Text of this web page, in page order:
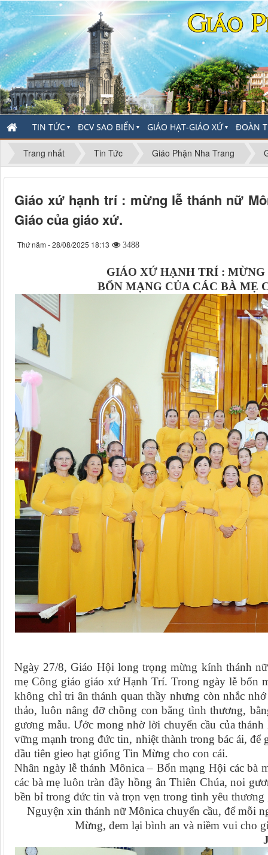
TIN TỨC ▼ ĐCV SAO BIỂN ▼ GIÁO HẠT-GIÁO XỨ▼ ĐOÀN
Trang nhất Tin Tức Giáo Phận Nha Trang
Giáo xứ hạnh trí : mừng lễ thánh nữ
Giáo của giáo xứ.
Thứ năm - 28/08/2025 18:13 3488
GIÁO XỨ HẠNH TRÍ :
BỔN MẠNG CỦA CÁC BÀ MẸ
Ngày 27/8, Giáo Hội long trọng mừng kính thánh
mẹ Công giáo giáo xứ Hạnh Trí. Trong ngày lễ bổn
không chỉ tri ân thánh quan thầy nhưng còn nhắc
thảo, luôn nâng đỡ chồng con bằng tình thương,
gương mẫu. Ước mong nhờ lời chuyển cầu của
vững mạnh trong đức tin, nhiệt thành trong bác ái,
đầu tiên gieo hạt giống Tin Mừng cho con cái.
Nhân ngày lễ thánh Mônica – Bổn mạng Hội các bà
các bà mẹ luôn tràn đầy hồng ân Thiên Chúa, noi
bền bỉ trong đức tin và trọn vẹn trong tình yêu thương
Nguyện xin thánh nữ Mônica chuyển cầu, để mỗi
Mừng, đem lại bình an và niềm vui cho
J.B Lê Duy